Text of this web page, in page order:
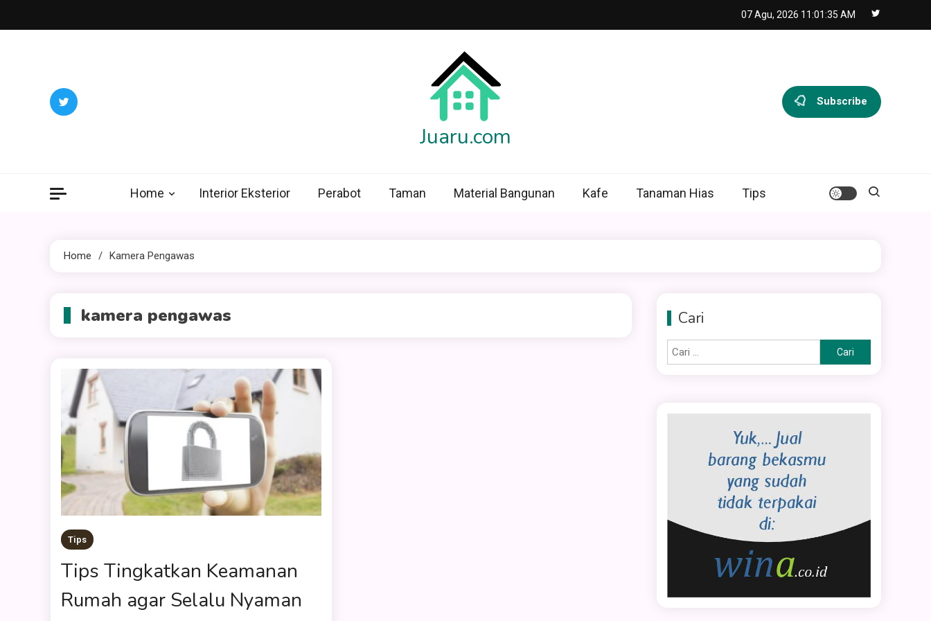
to
07 Agu, 2026 11:01:35 AM
Juaru.com
Subscribe
Home Interior Eksterior Perabot Taman Material Bangunan Kafe Tanaman Hias Tips
Home Kamera Pengawas
kamera pengawas
Tips
Tips Tingkatkan Keamanan
Rumah agar Selalu Nyaman
Cari
Cari
untuk: